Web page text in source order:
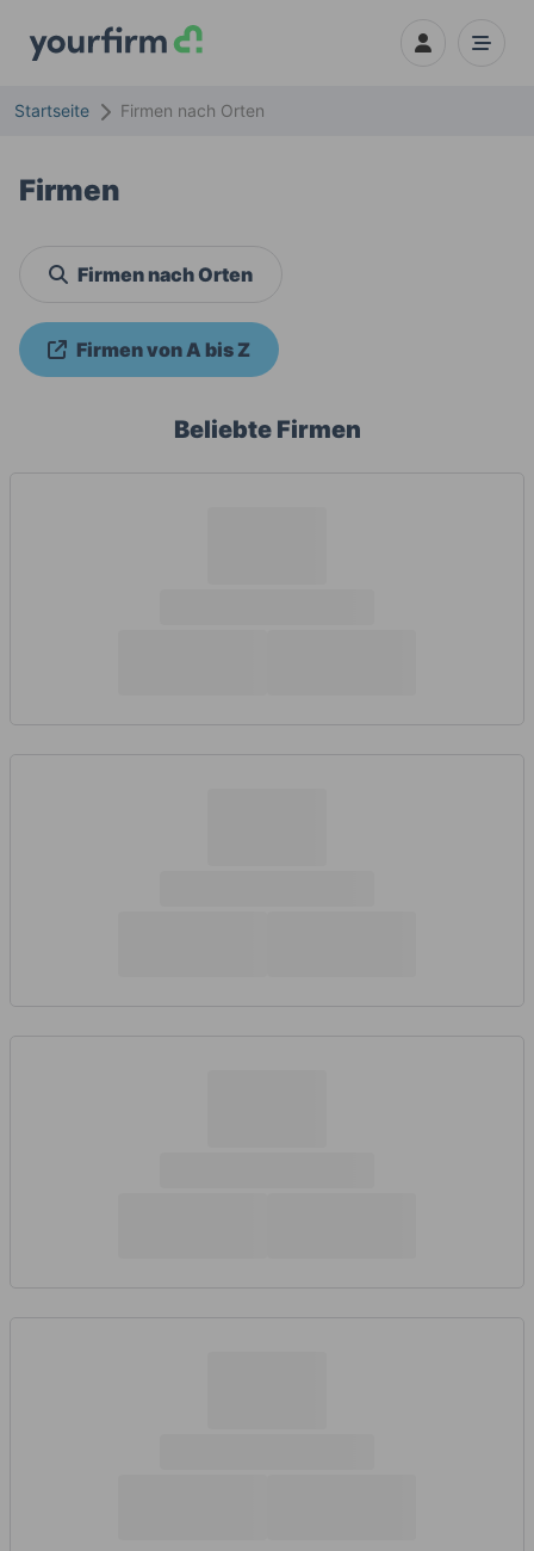
Startseite Firmen nach Orten
Firmen
Firmen nach Orten
Firmen von A bis Z
Beliebte Firmen